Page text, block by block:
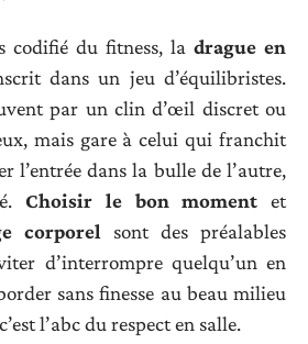
codifié du fitness, la drague en
dans un jeu d’équilibristes.
par un clin d’œil discret ou
mais gare à celui qui franchit
l’entrée dans la bulle de l’autre,
Choisir le bon moment et
corporel sont des préalables
d’interrompre quelqu’un en
sans finesse au beau milieu
l’abc du respect en salle.